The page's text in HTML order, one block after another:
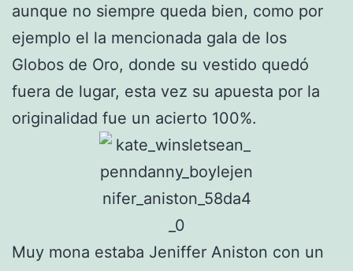
aunque no siempre queda bien, como por
ejemplo el la mencionada gala de los
Globos de Oro, donde su vestido quedó
fuera de lugar, esta vez su apuesta por la
originalidad fue un acierto 100%.
Muy mona estaba Jeniffer Aniston con un